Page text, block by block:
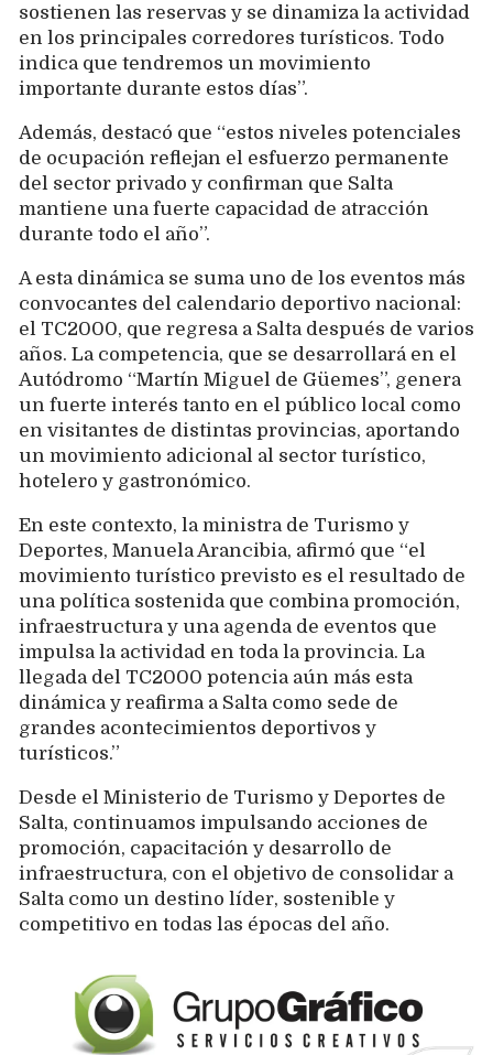
sostienen las reservas y se dinamiza la actividad
en los principales corredores turísticos. Todo
indica que tendremos un movimiento
importante durante estos días”.
Además, destacó que “estos niveles potenciales
de ocupación reflejan el esfuerzo permanente
del sector privado y confirman que Salta
mantiene una fuerte capacidad de atracción
durante todo el año”.
A esta dinámica se suma uno de los eventos más
convocantes del calendario deportivo nacional:
el TC2000, que regresa a Salta después de varios
años. La competencia, que se desarrollará en el
Autódromo “Martín Miguel de Güemes”, genera
un fuerte interés tanto en el público local como
en visitantes de distintas provincias, aportando
un movimiento adicional al sector turístico,
hotelero y gastronómico.
En este contexto, la ministra de Turismo y
Deportes, Manuela Arancibia, afirmó que “el
movimiento turístico previsto es el resultado de
una política sostenida que combina promoción,
infraestructura y una agenda de eventos que
impulsa la actividad en toda la provincia. La
llegada del TC2000 potencia aún más esta
dinámica y reafirma a Salta como sede de
grandes acontecimientos deportivos y
turísticos.”
Desde el Ministerio de Turismo y Deportes de
Salta, continuamos impulsando acciones de
promoción, capacitación y desarrollo de
infraestructura, con el objetivo de consolidar a
Salta como un destino líder, sostenible y
competitivo en todas las épocas del año.